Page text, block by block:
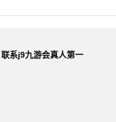
联系j9九游会真人第一